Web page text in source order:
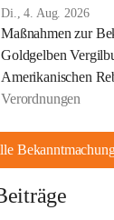
Di., 4. Aug. 2026
Maßnahmen zur
Goldgelben
Amerikanischen
Verordnungen